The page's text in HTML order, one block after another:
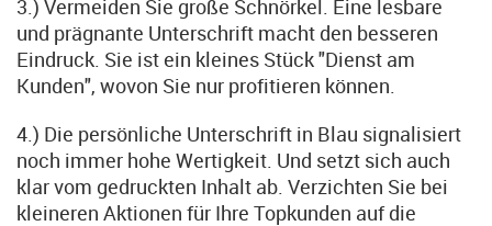
3.) Vermeiden Sie große Schnörkel. Eine lesbare
und prägnante Unterschrift macht den besseren
Eindruck. Sie ist ein kleines Stück "Dienst am
Kunden", wovon Sie nur profitieren können.
4.) Die persönliche Unterschrift in Blau signalisiert
noch immer hohe Wertigkeit. Und setzt sich auch
klar vom gedruckten Inhalt ab. Verzichten Sie bei
kleineren Aktionen für Ihre Topkunden auf die